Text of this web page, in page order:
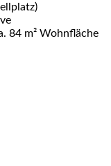
84 m² Wohnfläche